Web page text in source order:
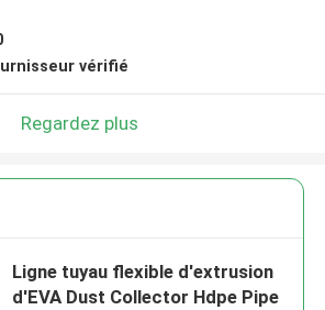
vérifié
Regardez plus
Ligne tuyau flexible d'extrusion
d'EVA Dust Collector Hdpe Pipe